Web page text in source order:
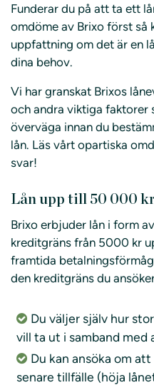
Funderar du på att ta ett
omdöme av Brixo först så
uppfattning om det är en
dina behov.
Vi har granskat Brixos
och andra viktiga faktorer
överväga innan du
lån. Läs vårt opartiska
svar!
Lån upp till 50 000
Brixo erbjuder lån i form
kreditgräns från 5000 kr
framtida
den kreditgräns du
Du väljer själv hur
vill ta ut i samband med
Du kan ansöka om
senare tillfälle (höja